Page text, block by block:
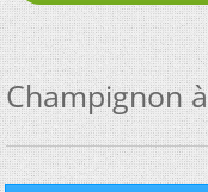
Champignon